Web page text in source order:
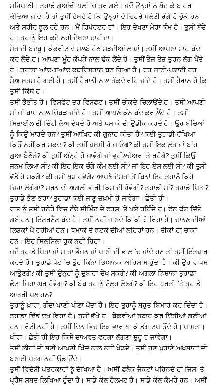
ਸਹਿਪਾਠੀ। ਤੁਹਾਡੇ ਗੁਆਂਢੀ ਪਲਾਂ `ਚ ਤੁਰ ਗਏ। ਜਦੋਂ ਉਨ੍ਹਾਂ ਨੂੰ ਖੋਦ ਕੇ ਬਾਹਰ
ਕੱਢਿਆ ਜਾਂਦਾ ਹੈ ਤਾਂ ਤੁਸੀਂ ਦੇਖਦੇ ਹੋ ਕਿ ਉਨ੍ਹਾਂ ਦੇ ਚਿਹਰੇ ਸਲੇਟੀ ਰੰਗੇ ਹੋ ਚੁੱਕੇ ਹਨ
ਅਤੇ ਸਰੀਰ ਝੂਲ ਰਹੇ ਹਨ। ਮੈਂ ਰਿਪੋਰਟਰ ਹਾਂ। ਇਹ ਦੇਖਣਾ ਮੇਰਾ ਕੰਮ ਹੈ। ਤੁਸੀਂ ਬੱਚੇ
ਹੋ। ਤੁਹਾਨੂੰ ਇਹ ਕਦੇ ਨਹੀਂ ਦੇਖਣਾ ਚਾਹੀਦਾ।
ਮੌਤ ਦੀ ਬਦਬੂ। ਕੰਕਰੀਟ ਦੇ ਮਲਬੇ ਹੇਠ ਸੜਦੀਆਂ ਲਾਸ਼ਾਂ। ਤੁਸੀਂ ਆਪਣਾ ਸਾਹ ਬੰਦ
ਕਰ ਲੈਂਦੇ ਹੋ। ਆਪਣਾ ਮੂੰਹ ਕੱਪੜੇ ਨਾਲ ਢੱਕ ਲੈਂਦੇ ਹੋ। ਤੁਸੀਂ ਤੇਜ਼ ਤੇਜ਼ ਤੁਰਨ ਲੱਗ ਪੈਂਦੇ
ਹੋ। ਤੁਹਾਡਾ ਆਂਢ-ਗੁਆਂਢ ਕਬਰਿਸਤਾਨ ਬਣ ਗਿਆ ਹੈ। ਹਰ ਜਾਣੀ-ਪਛਾਣੀ ਹਰ
ਸ਼ੈਅ ਖ਼ਤਮ ਹੋ ਗਈ ਹੈ। ਤੁਸੀਂ ਹੈਰਾਨੀ ਨਾਲ ਤੱਕਦੇ ਰਹਿ ਜਾਂਦੇ ਹੋ। ਤੁਸੀਂ ਹੈਰਾਨ ਹੋ ਕਿ
ਤੁਸੀਂ ਕਿੱਥੇ ਹੋ।
ਤੁਸੀਂ ਭੈਭੀਤ ਹੋ। ਵਿਸਫੋਟ ਦਰ ਵਿਸਫੋਟ। ਤੁਸੀਂ ਚੀਕਦੇ-ਚਿਲਾਉਂਦੇ ਹੋ। ਤੁਸੀਂ ਆਪਣੀ
ਮਾਂ ਜਾਂ ਬਾਪ ਨਾਲ ਚਿੰਬੜ ਜਾਂਦੇ ਹੋ। ਤੁਸੀਂ ਆਪਣੇ ਕੰਨ ਬੰਦ ਕਰ ਲੈਂਦੇ ਹੋ। ਤੁਸੀਂ
ਮਿਜ਼ਾਈਲ ਦੀ ਚਿੱਟੀ ਲੋਅ ਦੇਖਦੇ ਹੋ ਅਤੇ ਧਮਾਕੇ ਦੀ ਉਡੀਕ ਕਰਦੇ ਹੋ। ਉਹ ਬੱਚਿਆਂ
ਨੂੰ ਕਿਉਂ ਮਾਰਦੇ ਹਨ? ਤੁਸੀਂ ਆਖ਼ਿਰ ਕੀ ਗੁਨਾਹ ਕੀਤਾ ਹੈ? ਕੋਈ ਤੁਹਾਡੀ ਰੱਖਿਆ
ਕਿਉਂ ਨਹੀਂ ਕਰ ਸਕਦਾ? ਕੀ ਤੁਸੀਂ ਜ਼ਖ਼ਮੀ ਹੋ ਜਾਓਗੇ? ਕੀ ਤੁਸੀਂ ਇਕ ਲੱਤ ਜਾਂ ਬਾਂਹ
ਗੁਆ ਬੈਠੋਗੇ? ਕੀ ਤੁਸੀਂ ਅੰਨ੍ਹੇ ਹੋ ਜਾਵੋਗੇ ਜਾਂ ਵ੍ਹੀਲਚੇਅਰ `ਤੇ ਰਹੋਗੇ? ਤੁਸੀਂ ਕਿਉਂ
ਜਨਮ ਲਿਆ ਸੀ? ਕੀ ਇਹ ਇਕ ਚੰਗੇ ਕੰਮ ਲਈ ਸੀ? ਜਾਂ ਇਹ ਏਸ ਲਈ ਸੀ? ਕੀ ਤੁਸੀਂ
ਵੱਡੇ ਹੋ ਸਕੋਗੇ? ਕੀ ਤੁਸੀਂ ਖੁਸ਼ ਹੋਵੋਗੇ? ਆਪਣੇ ਦੋਸਤਾਂ ਤੋਂ ਬਿਨਾਂ ਇਹ ਤੁਹਾਨੂੰ ਕਿਹੋ
ਜਿਹਾ ਲੱਗੇਗਾ? ਮਰਨ ਦੀ ਅਗਲੀ ਵਾਰੀ ਕਿਸ ਦੀ ਹੋਵੇਗੀ? ਤੁਹਾਡੀ ਮਾਂ? ਤੁਹਾਡੇ ਪਿਤਾ?
ਤੁਹਾਡੇ ਭੈਣ-ਭਰਾ? ਤੁਹਾਡਾ ਕੋਈ ਜਾਣੂ ਜ਼ਖ਼ਮੀ ਹੋ ਜਾਵੇਗਾ। ਛੇਤੀ ਹੀ।
ਰਾਤ ਨੂੰ ਤੁਸੀਂ ਹਨੇਰੇ ਵਿਚ ਠੰਢੇ ਸੀਮਿੰਟ ਦੇ ਫਰਸ਼ `ਤੇ ਪਏ ਰਹਿੰਦੇ ਹੋ। ਫੋਨ ਕੱਟ ਦਿੱਤੇ
ਗਏ ਹਨ। ਇੰਟਰਨੈੱਟ ਬੰਦ ਹੈ। ਤੁਸੀਂ ਨਹੀਂ ਜਾਣਦੇ ਕਿ ਕੀ ਹੋ ਰਿਹਾ ਹੈ। ਚਾਨਣ ਦੀਆਂ
ਲਿਸ਼ਕਾਂ ਪੈ ਰਹੀਆਂ ਹਨ। ਧਮਾਕੇ ਦੇ ਝਟਕੇ ਦੀਆਂ ਲਹਿਰਾਂ ਹਨ। ਚੀਕਾਂ ਹੀ ਚੀਕਾਂ
ਹਨ। ਇਹ ਸਿਲਸਿਲਾ ਰੁਕ ਨਹੀਂ ਰਿਹਾ।
ਜਦੋਂ ਤੁਹਾਡੇ ਪਿਤਾ ਜਾਂ ਮਾਤਾ ਭੋਜਨ ਜਾਂ ਪਾਣੀ ਦੀ ਭਾਲ `ਚ ਜਾਂਦੇ ਹਨ ਤਾਂ ਤੁਸੀਂ ਇੰਤਜ਼ਾਰ
ਕਰਦੇ ਹੋ। ਤੁਹਾਡੇ ਪੇਟ `ਚ ਉਹ ਕਿੰਨਾ ਭਿਆਨਕ ਅਹਿਸਾਸ ਹੁੰਦਾ ਹੈ। ਕੀ ਉਹ ਵਾਪਸ
ਆਉਣਗੇ? ਕੀ ਤੁਸੀਂ ਉਨ੍ਹਾਂ ਨੂੰ ਦੁਬਾਰਾ ਦੇਖ ਸਕੋਗੇ? ਕੀ ਅਗਲਾ ਨਿਸ਼ਾਨਾ ਤੁਹਾਡਾ
ਛੋਟਾ ਜਿਹਾ ਘਰ ਹੋਵੇਗਾ? ਕੀ ਬੰਬ ਤੁਹਾਨੂੰ ਟੋਲ੍ਹ ਲੈਣਗੇ? ਕੀ ਇਹ ਧਰਤੀ `ਤੇ ਤੁਹਾਡੇ
ਆਖਰੀ ਪਲ ਹਨ?
ਤੁਹਾਨੂੰ ਖ਼ਾਰਾ, ਗੰਦਾ ਪਾਣੀ ਪੀਣਾ ਪੈਂਦਾ ਹੈ। ਇਹ ਤੁਹਾਨੂੰ ਬਹੁਤ ਬਿਮਾਰ ਕਰ ਦਿੰਦਾ ਹੈ।
ਤੁਹਾਡਾ ਢਿੱਡ ਦੁਖ ਰਿਹਾ ਹੈ। ਤੁਸੀਂ ਭੁੱਖੇ ਹੋ। ਬੇਕਰੀਆਂ ਤਬਾਹ ਕਰ ਦਿੱਤੀਆਂ ਗਈਆਂ
ਹਨ। ਰੋਟੀ ਨਹੀਂ ਹੈ। ਤੁਸੀਂ ਦਿਨ ਵਿਚ ਇਕ ਵਾਰ ਖਾ ਕੇ ਡੰਗ ਟਪਾਉਂਦੇ ਹੋ। ਪਾਸਤਾ।
ਖੀਰਾ। ਛੇਤੀ ਹੀ ਇਹ ਕਿਸੇ ਦਾਅਵਤ ਵਰਗਾ ਲੱਗਣਾ ਸ਼ੁਰੂ ਹੋ ਜਾਵੇਗਾ।
ਤੁਸੀਂ ਲੀਰਾਂ ਦੀ ਬਣੀ ਆਪਣੀ ਖਿੱਦੋ ਨਾਲ ਨਹੀਂ ਖੇਡਦੇ। ਤੁਸੀਂ ਹੁਣ ਪੁਰਾਣੇ ਅਖ਼ਬਾਰਾਂ ਦੀ
ਬਣਾਈ ਪਤੰਗ ਨਹੀਂ ਉਡਾਉਂਦੇ।
ਤੁਸੀਂ ਵਿਦੇਸ਼ੀ ਪੱਤਰਕਾਰਾਂ ਨੂੰ ਦੇਖਿਆ ਹੈ। ਅਸੀਂ ਫਲੈਕ ਜੈਕਟਾਂ ਪਹਿਨਦੇ ਹਾਂ ਜਿਸ `ਤੇ
ਪ੍ਰੈੱਸ ਸ਼ਬਦ ਲਿਖਿਆ ਹੁੰਦਾ ਹੈ। ਸਾਡੇ ਕੋਲ ਹੈਲਮਟ ਹੈ। ਸਾਡੇ ਕੋਲ ਕੈਮਰੇ ਹਨ। ਅਸੀਂ